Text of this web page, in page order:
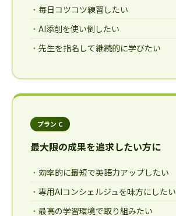
毎日コツコツ練習したい
AI添削を使い倒したい
先生を指名して継続的に学びたい
プラン C
最大限の成果を追求したい方に
効率的に最短で英語力アップしたい
専用AIコンシェルジュを味方にしたい
最高の学習環境で取り組みたい